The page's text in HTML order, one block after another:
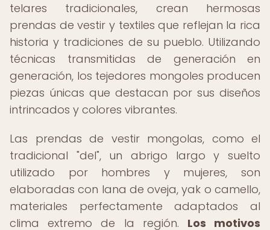
telares tradicionales, crean hermosas
prendas de vestir y textiles que reflejan la rica
historia y tradiciones de su pueblo. Utilizando
técnicas transmitidas de generación en
generación, los tejedores mongoles producen
piezas únicas que destacan por sus diseños
intrincados y colores vibrantes.
Las prendas de vestir mongolas, como el
tradicional "del", un abrigo largo y suelto
utilizado por hombres y mujeres, son
elaboradas con lana de oveja, yak o camello,
materiales perfectamente adaptados al
clima extremo de la región. Los motivos